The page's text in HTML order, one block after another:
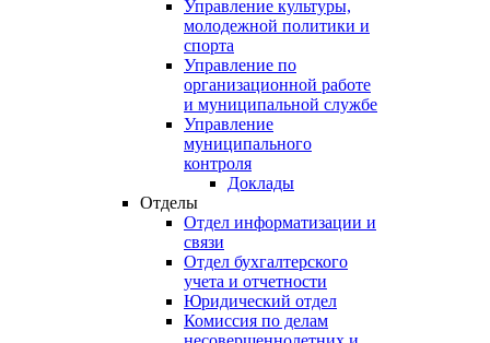
Управление культуры,
молодежной политики и
спорта
Управление по
организационной работе
и муниципальной службе
Управление
муниципального
контроля
Доклады
Отделы
Отдел информатизации и
связи
Отдел бухгалтерского
учета и отчетности
Юридический отдел
Комиссия по делам